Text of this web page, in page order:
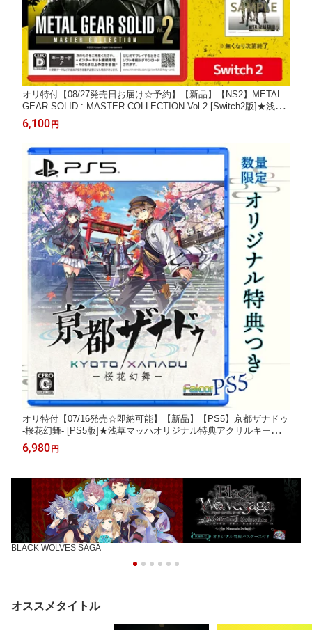
オリ特付【08/27発売日お届け☆予約】【新品】【NS2】METAL
GEAR SOLID : MASTER COLLECTION Vol.2 [Switch2版]★浅草
マッハオリジナル特典マイクロファイバータオル付★
6,100 円
オリ特付【07/16発売☆即納可能】【新品】【PS5】京都ザナドゥ
-桜花幻舞- [PS5版]★浅草マッハオリジナル特典アクリルキーホル
ダー＆初回購入特典：DLC サポートカード LinoN（外付）付★
6,980 円
BLACK WOLVES SAGA
オススメタイトル